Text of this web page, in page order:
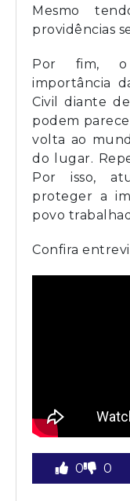
Mesmo
providências
Por fim, o
importância
Civil diante
podem
volta ao
do lugar.
Por isso,
proteger a
povo
Confira
0 0